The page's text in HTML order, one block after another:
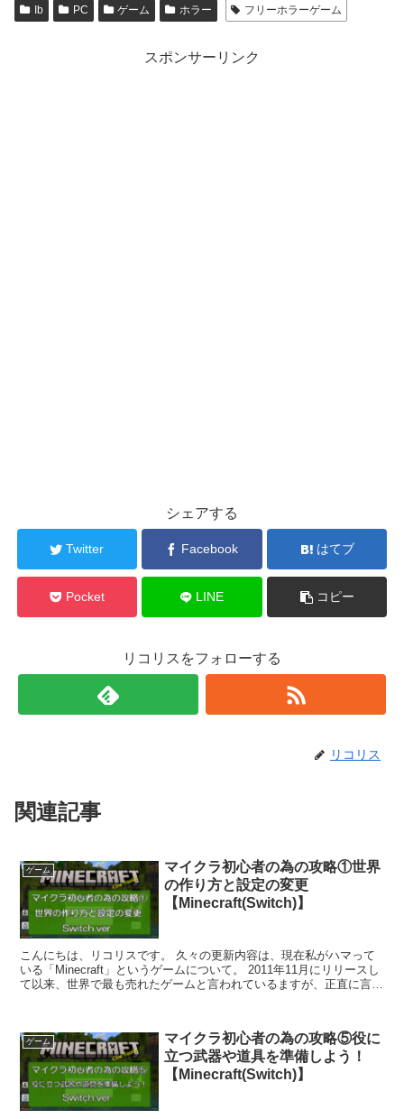
Ib PC ゲーム ホラー フリーホラーゲーム
スポンサーリンク
シェアする
Twitter Facebook はてブ
Pocket LINE コピー
リコリスをフォローする
リコリス
関連記事
ゲーム
マイクラ初心者の為の攻略①世界
の作り方と設定の変更
【Minecraft(Switch)】
こんにちは、リコリスです。 久々の更新内容は、現在私がハマって
いる「Minecraft」というゲームについて。 2011年11月にリリースし
て以来、世界で最も売れたゲームと言われているますが、正直に言っ
ゲーム
マイクラ初心者の為の攻略⑤役に
立つ武器や道具を準備しよう！
【Minecraft(Switch)】